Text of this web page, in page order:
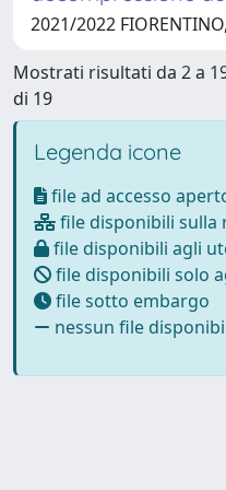
2021/2022
Mostrati risultati da 2 a
di 19
Legenda icone
file ad accesso
file disponibili sulla
file disponibili agli
file disponibili solo
file sotto embargo
nessun file